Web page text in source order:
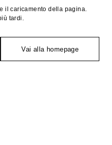
il caricamento della pagina.
tardi.
Vai alla homepage